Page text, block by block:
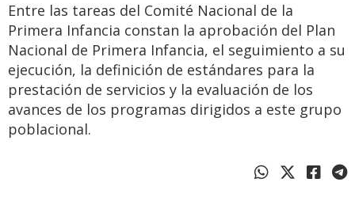
Entre las tareas del Comité Nacional de la
Primera Infancia constan la aprobación del Plan
Nacional de Primera Infancia, el seguimiento a su
ejecución, la definición de estándares para la
prestación de servicios y la evaluación de los
avances de los programas dirigidos a este grupo
poblacional.